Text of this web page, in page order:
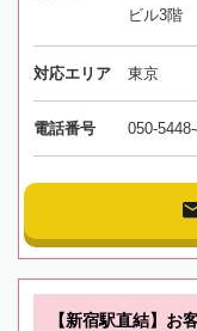
ビル3階
対応エリア 東京
電話番号 050-
【新宿駅直結】お